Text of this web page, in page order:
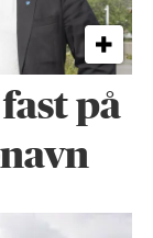
på